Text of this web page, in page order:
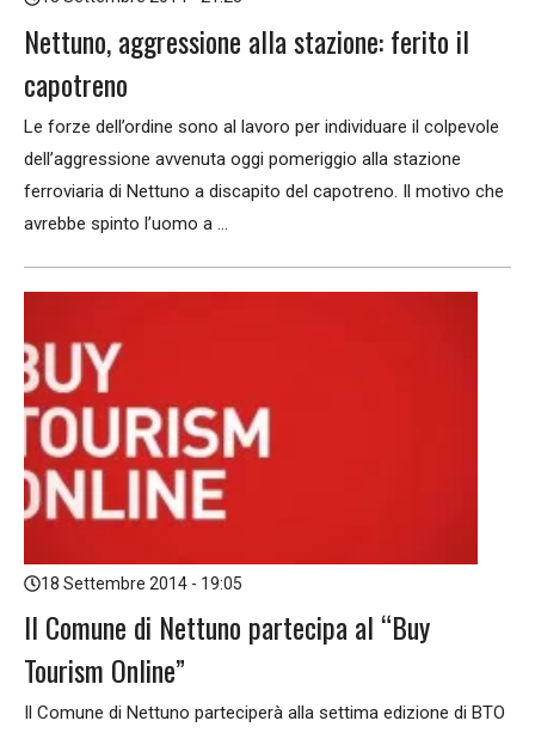
Nettuno, aggressione alla stazione: ferito il
capotreno
Le forze dell’ordine sono al lavoro per individuare il colpevole
dell’aggressione avvenuta oggi pomeriggio alla stazione
ferroviaria di Nettuno a discapito del capotreno. Il motivo che
avrebbe spinto l’uomo a ...
18 Settembre 2014 - 19:05
Il Comune di Nettuno partecipa al “Buy
Tourism Online”
Il Comune di Nettuno parteciperà alla settima edizione di BTO